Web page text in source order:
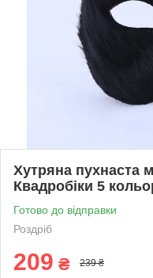
Хутряна пухнаста
Квадробіки 5
Готово до відправки
Роздріб
209 ₴ 239 ₴